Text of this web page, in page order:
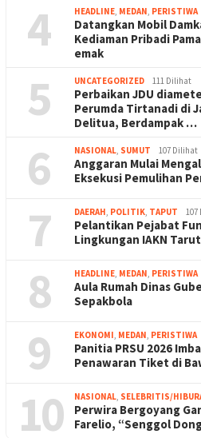
4 HEADLINE, MEDAN, PERISTIWA
Datangkan Mobil
Kediaman Pribadi
emak
5 UNCATEGORIZED 111 Dilihat
Perbaikan JDU
Perumda Tirtanadi di
Delitua, Berdampak …
6 NASIONAL, SUMUT 107 Dilihat
Anggaran Mulai
Eksekusi Pemulihan
7 DAERAH, POLITIK, TAPUT
Pelantikan Pejabat
Lingkungan IAKN
8 HEADLINE, MEDAN, PERISTIWA
Aula Rumah Dinas
Sepakbola
9 EKONOMI, MEDAN, PERISTIWA
Panitia PRSU 2026
Penawaran Tiket di
10 NASIONAL, SELEBRITIS/
Perwira Bergoyang
Farelio, “Senggol